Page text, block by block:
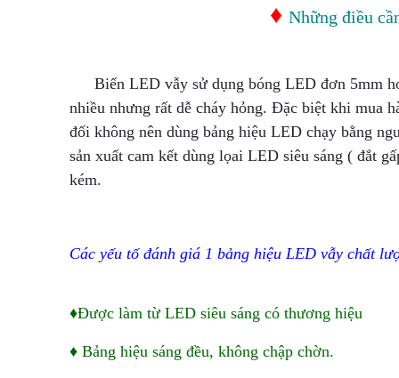
♦ Những điều
Biển LED vẫy sử dụng bóng LED đơn 5mm
nhiều nhưng rất dễ cháy hỏng. Đặc biệt khi mua
đối không nên dùng bảng hiệu LED chạy bằng
sản xuất cam kết dùng lọai LED siêu sáng ( đắt
kém.
Các yếu tố đánh giá 1 bảng hiệu LED vẫy chất
♦Được làm từ LED siêu sáng có thương hiệu
♦ Bảng hiệu sáng đều, không chập chờn.